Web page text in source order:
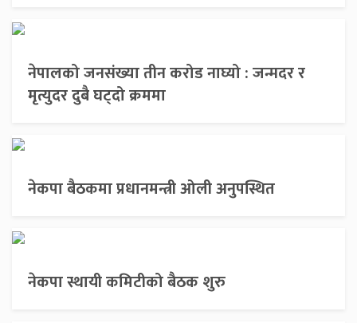
नेपालको जनसंख्या तीन करोड नाघ्यो : जन्मदर र
मृत्युदर दुबै घट्दो क्रममा
नेकपा बैठकमा प्रधानमन्त्री ओली अनुपस्थित
नेकपा स्थायी कमिटीको बैठक शुरु